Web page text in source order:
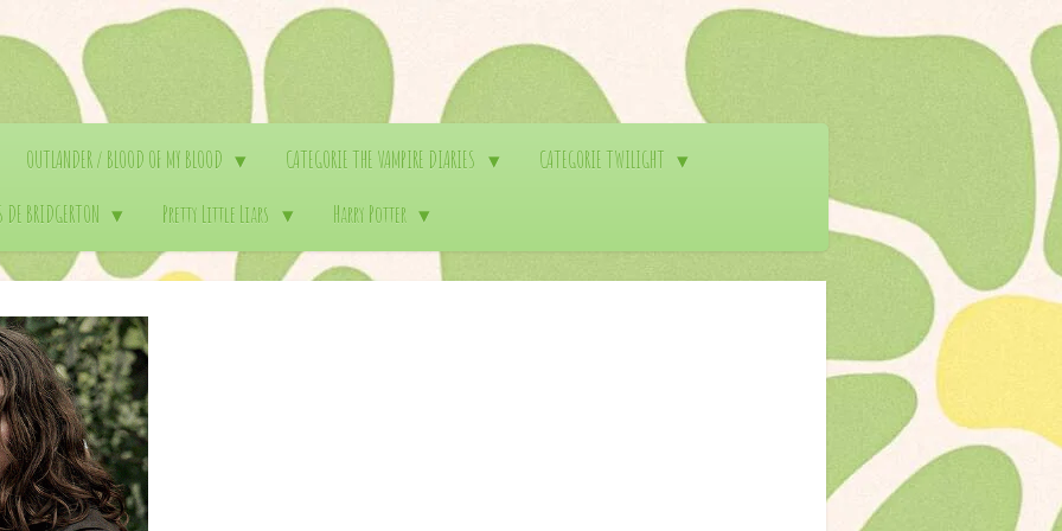
OUTLANDER / BLOOD OF MY BLOOD CATEGORIE THE VAMPIRE DIARIES
CATEGORIE TWILIGHT
DE BRIDGERTON Pretty Little Liars Harry Potter